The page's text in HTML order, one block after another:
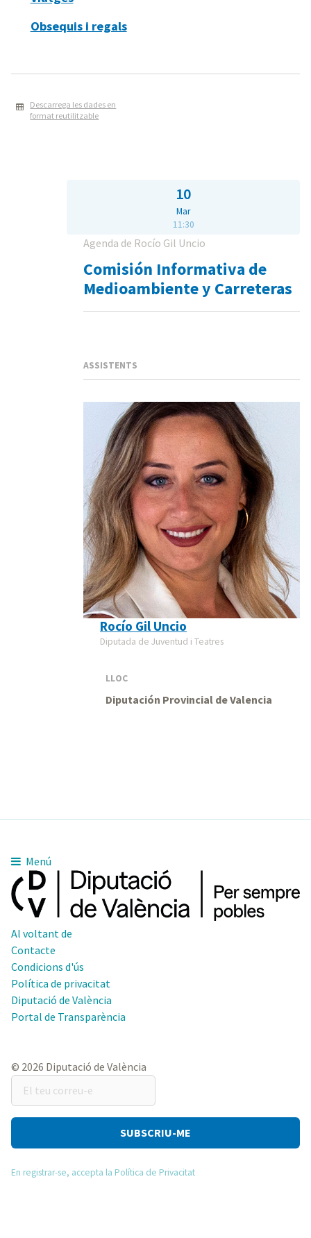
Obsequis i regals
Descarrega les dades en
format reutilitzable
10
Mar
11:30
Agenda de Rocío Gil Uncio
Comisión Informativa de
Medioambiente y Carreteras
ASSISTENTS
Rocío Gil Uncio
Diputada de Juventud i Teatres
LLOC
Diputación Provincial de Valencia
Menú
Al voltant de
Contacte
Condicions d'ús
Política de privacitat
Diputació de València
Portal de Transparència
© 2026 Diputació de València
El
teu
correu-
En registrar-se, accepta la Política de Privacitat